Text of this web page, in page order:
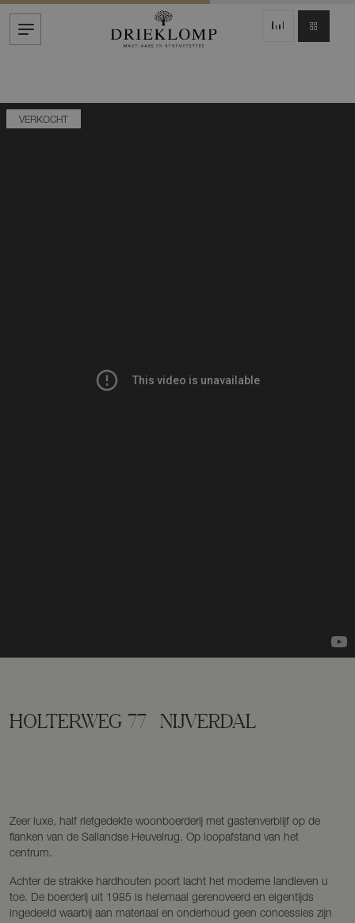
VERKOCHT
HOLTERWEG 77 NIJVERDAL
Zeer luxe, half rietgedekte woonboerderij met gastenverblijf op de
flanken van de Sallandse Heuvelrug. Op loopafstand van het
centrum.
Achter de strakke hardhouten poort lacht het moderne landleven u
toe. De boerderij uit 1985 is helemaal gerenoveerd en eigentijds
ingedeeld waarbij aan materiaal en onderhoud geen concessies zijn